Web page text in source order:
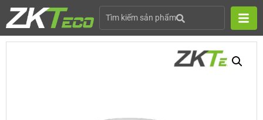
Tìm kiếm sản phẩm